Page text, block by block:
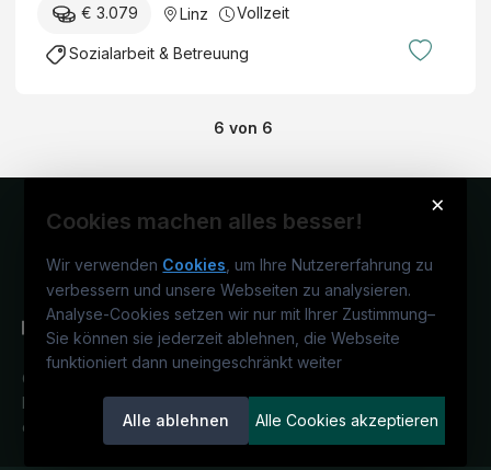
€ 3.079 Linz Vollzeit
Sozialarbeit & Betreuung
6 von 6
×
Cookies machen alles besser!
Wir verwenden Cookies, um Ihre Nutzererfahrung zu
verbessern und unsere Webseiten zu analysieren.
Analyse-Cookies setzen wir nur mit Ihrer Zustimmung–
Sie können sie jederzeit ablehnen, die Webseite
funktioniert dann uneingeschränkt weiter
Alle ablehnen Alle Cookies akzeptieren
Österreichs medizinisches
Karriereportal.
candidatis GmbH.